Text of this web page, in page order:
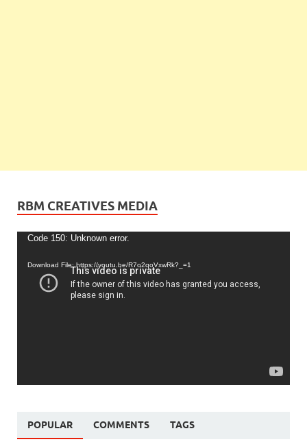
RBM CREATIVES MEDIA
Video
Code 150: Unknown error.
Download File: https://youtu.be/R7o2qoVxwRk?_=1
POPULAR COMMENTS TAGS